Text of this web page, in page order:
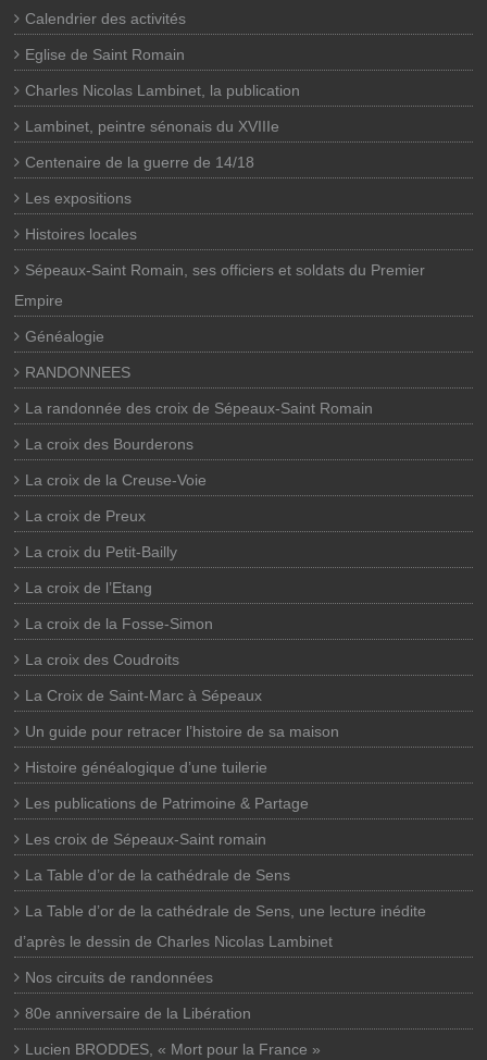
Calendrier des activités
Eglise de Saint Romain
Charles Nicolas Lambinet, la publication
Lambinet, peintre sénonais du XVIIIe
Centenaire de la guerre de 14/18
Les expositions
Histoires locales
Sépeaux-Saint Romain, ses officiers et soldats du Premier
Empire
Généalogie
RANDONNEES
La randonnée des croix de Sépeaux-Saint Romain
La croix des Bourderons
La croix de la Creuse-Voie
La croix de Preux
La croix du Petit-Bailly
La croix de l’Etang
La croix de la Fosse-Simon
La croix des Coudroits
La Croix de Saint-Marc à Sépeaux
Un guide pour retracer l’histoire de sa maison
Histoire généalogique d’une tuilerie
Les publications de Patrimoine & Partage
Les croix de Sépeaux-Saint romain
La Table d’or de la cathédrale de Sens
La Table d’or de la cathédrale de Sens, une lecture inédite
d’après le dessin de Charles Nicolas Lambinet
Nos circuits de randonnées
80e anniversaire de la Libération
Lucien BRODDES, « Mort pour la France »